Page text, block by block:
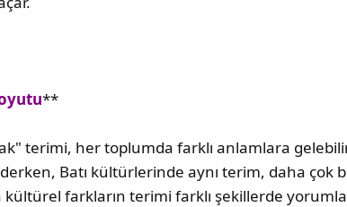
**
terimi, her toplumda farklı anlamlara
Batı kültürlerinde aynı terim, daha çok
farkların terimi farklı şekillerde